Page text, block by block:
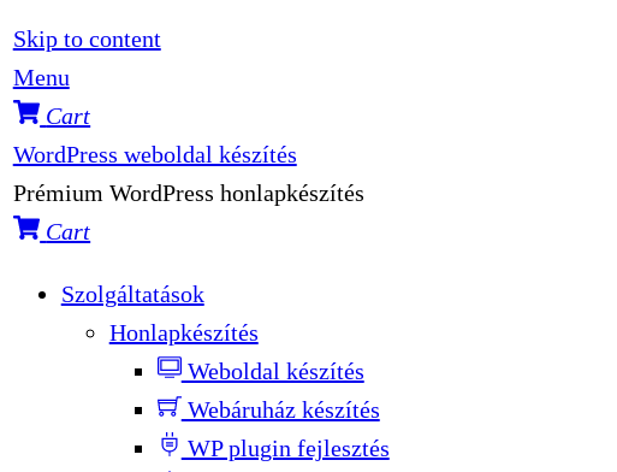
Skip to content
Menu
Cart
WordPress weboldal készítés
Prémium WordPress honlapkészítés
Cart
Szolgáltatások
Honlapkészítés
Weboldal készítés
Webáruház készítés
WP plugin fejlesztés